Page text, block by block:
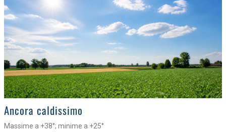
>
Ancora caldissimo
Massime a +38°; minime a +25°